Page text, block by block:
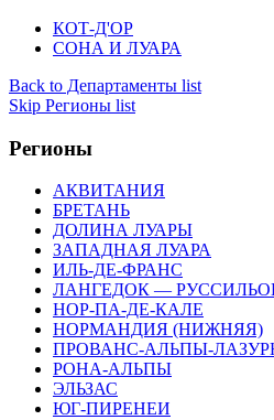
КОТ-Д'ОР
СОНА И ЛУАРА
Back to Департаменты list
Skip Регионы list
Регионы
АКВИТАНИЯ
БРЕТАНЬ
ДОЛИНА ЛУАРЫ
ЗАПАДНАЯ ЛУАРА
ИЛЬ-ДЕ-ФРАНС
ЛАНГЕДОК —
НОР-ПА-ДЕ-КАЛЕ
НОРМАНДИЯ (НИЖНЯЯ)
ПРОВАНС-АЛЬПЫ-
РОНА-АЛЬПЫ
ЭЛЬЗАС
ЮГ-ПИРЕНЕИ